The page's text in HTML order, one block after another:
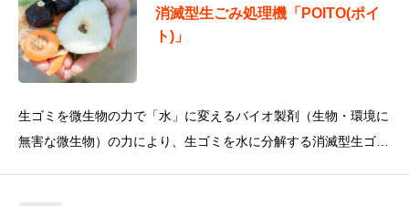
消滅型生ごみ処理機「POITO(ポイ
ト)」
生ゴミを微生物の力で「水」に変えるバイオ製剤（生物・環境に
無害な微生物）の力により、生ゴミを水に分解する消滅型生ゴミ